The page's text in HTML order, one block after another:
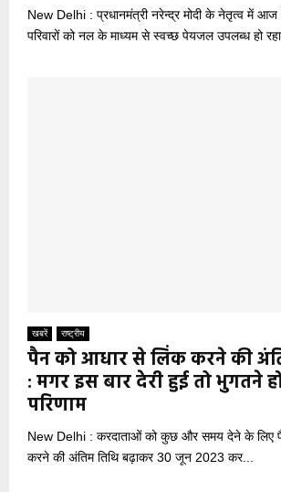
New Delhi : प्रधानमंत्री नरेन्द्र मोदी के नेतृत्व में आज
परिवारों को नल के माध्यम से स्वच्छ पेयजल उपलब्ध हो
खबरें राष्ट्रीय
पैन को आधार से लिंक करने की
: मगर इस बार देरी हुई तो भुगतने
परिणाम
New Delhi : करदाताओं को कुछ और समय देने के लिए
करने की अंतिम तिथि बढ़ाकर 30 जून 2023 कर...